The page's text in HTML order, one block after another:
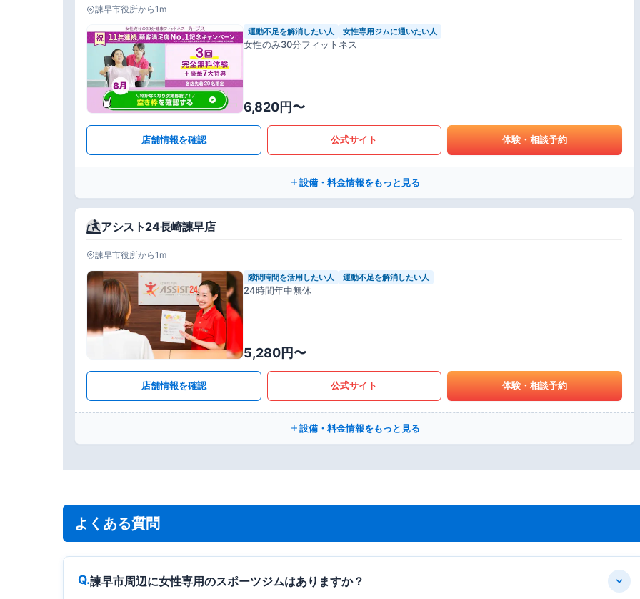
諫早市役所から1m
運動不足を解消したい人 女性専用ジムに通いたい人
女性のみ30分フィットネス
6,820円〜
店舗情報を確認 公式サイト 体験・相談予約
設備・料金情報をもっと見る
アシスト24長崎諫早店
諫早市役所から1m
隙間時間を活用したい人 運動不足を解消したい人
24時間年中無休
5,280円〜
店舗情報を確認 公式サイト 体験・相談予約
設備・料金情報をもっと見る
よくある質問
諫早市周辺に女性専用のスポーツジムはありますか？